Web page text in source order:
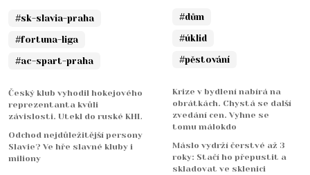
#sk-slavia-praha
#fortuna-liga
#ac-spart-praha
Český klub vyhodil hokejového
reprezentanta kvůli
závislosti. Utekl do ruské KHL
Odchod nejdůležitější persony
Slavie? Ve hře slavné kluby i
miliony
#dům
#úklid
#pěstování
Krize v bydlení nabírá na
obrátkách. Chystá se další
zvedání cen. Vyhne se
tomu málokdo
Máslo vydrží čerstvé až 3
roky: Stačí ho přepustit a
skladovat ve sklenici